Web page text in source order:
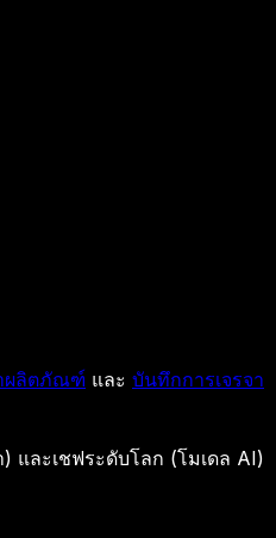
ผลิตภัณฑ์ และ บันทึกการเจรจา
และเชฟระดับโลก (โมเดล AI)